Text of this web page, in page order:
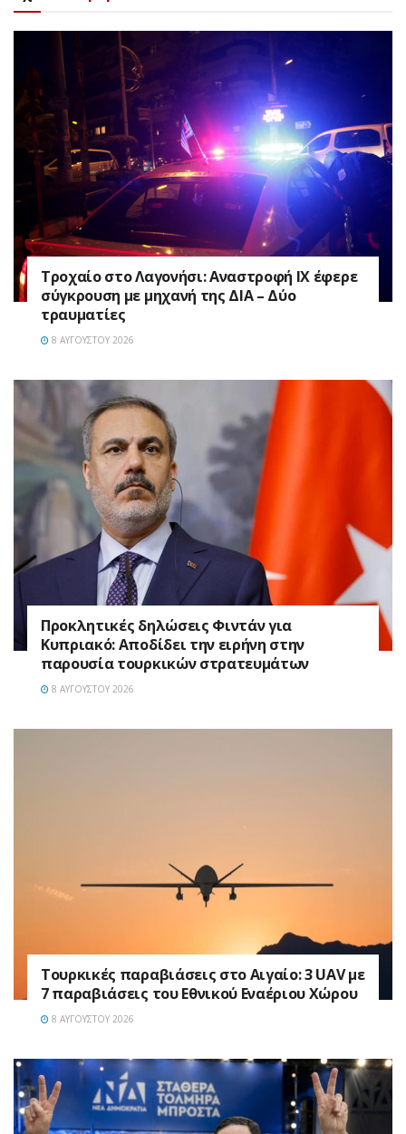
Τροχαίο στο Λαγονήσι: Αναστροφή ΙΧ έφερε
σύγκρουση με μηχανή της ΔΙΑ – Δύο
τραυματίες
8 ΑΥΓΟΎΣΤΟΥ 2026
Προκλητικές δηλώσεις Φιντάν για
Κυπριακό: Αποδίδει την ειρήνη στην
παρουσία τουρκικών στρατευμάτων
8 ΑΥΓΟΎΣΤΟΥ 2026
Τουρκικές παραβιάσεις στο Αιγαίο: 3 UAV με
7 παραβιάσεις του Εθνικού Εναέριου Χώρου
8 ΑΥΓΟΎΣΤΟΥ 2026